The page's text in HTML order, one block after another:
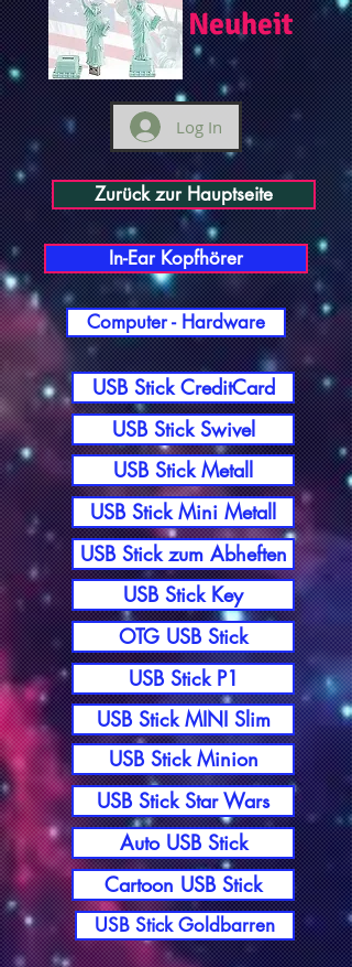
Neuheit
Log In
Zurück zur Hauptseite
In-Ear Kopfhörer
Computer - Hardware
USB Stick CreditCard
USB Stick Swivel
USB Stick Metall
USB Stick Mini Metall
USB Stick zum Abheften
USB Stick Key
OTG USB Stick
USB Stick P1
USB Stick MINI Slim
USB Stick Minion
USB Stick Star Wars
Auto USB Stick
Cartoon USB Stick
USB Stick Goldbarren